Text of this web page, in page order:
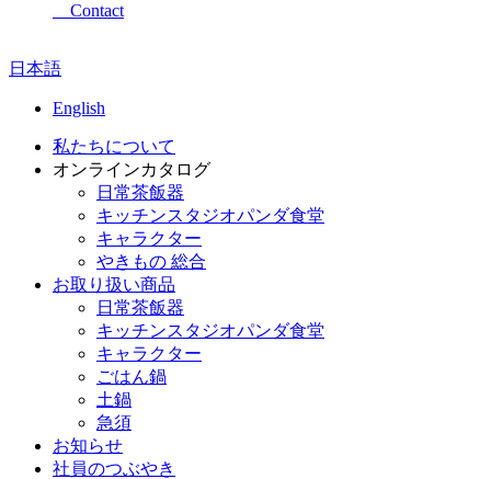
Contact
日本語
English
私たちについて
オンラインカタログ
日常茶飯器
キッチンスタジオパンダ食堂
キャラクター
やきもの 総合
お取り扱い商品
日常茶飯器
キッチンスタジオパンダ食堂
キャラクター
ごはん鍋
土鍋
急須
お知らせ
社員のつぶやき